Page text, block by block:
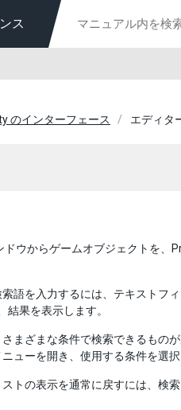
ス
のインターフェース エディタ
ウからゲームオブジェクトを、
語を入力するには、テキストフ
果を表示します。
まざまな条件で検索できるもの
ューを開き、使用する条件を選択
トの表示を通常に戻すには、検